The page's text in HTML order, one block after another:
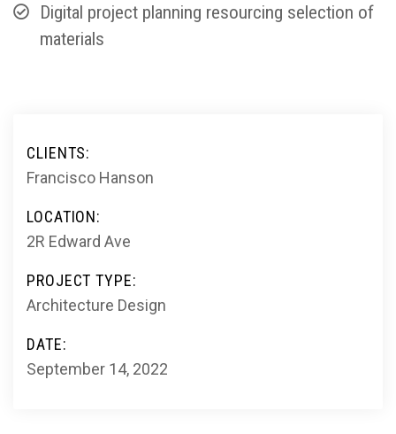
Digital project planning resourcing selection of
materials
CLIENTS:
Francisco Hanson
LOCATION:
2R Edward Ave
PROJECT TYPE:
Architecture Design
DATE:
September 14, 2022